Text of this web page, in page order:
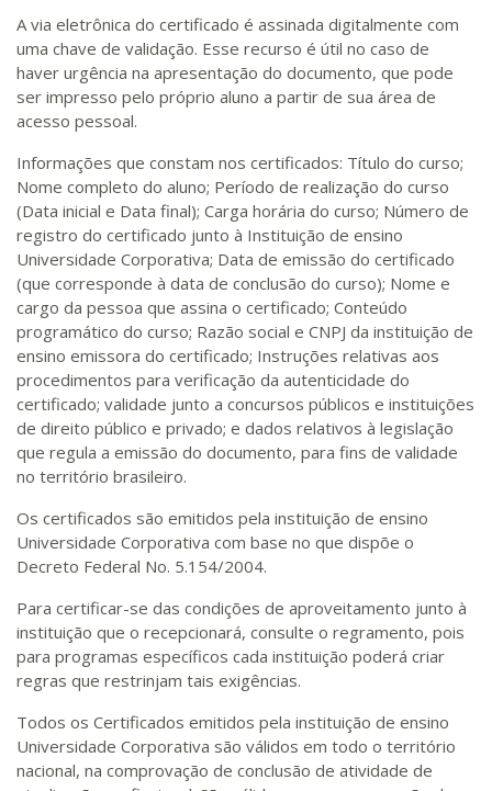
A via eletrônica do certificado é assinada digitalmente com
uma chave de validação. Esse recurso é útil no caso de
haver urgência na apresentação do documento, que pode
ser impresso pelo próprio aluno a partir de sua área de
acesso pessoal.
Informações que constam nos certificados: Título do curso;
Nome completo do aluno; Período de realização do curso
(Data inicial e Data final); Carga horária do curso; Número de
registro do certificado junto à Instituição de ensino
Universidade Corporativa; Data de emissão do certificado
(que corresponde à data de conclusão do curso); Nome e
cargo da pessoa que assina o certificado; Conteúdo
programático do curso; Razão social e CNPJ da instituição de
ensino emissora do certificado; Instruções relativas aos
procedimentos para verificação da autenticidade do
certificado; validade junto a concursos públicos e instituições
de direito público e privado; e dados relativos à legislação
que regula a emissão do documento, para fins de validade
no território brasileiro.
Os certificados são emitidos pela instituição de ensino
Universidade Corporativa com base no que dispõe o
Decreto Federal No. 5.154/2004.
Para certificar-se das condições de aproveitamento junto à
instituição que o recepcionará, consulte o regramento, pois
para programas específicos cada instituição poderá criar
regras que restrinjam tais exigências.
Todos os Certificados emitidos pela instituição de ensino
Universidade Corporativa são válidos em todo o território
nacional, na comprovação de conclusão de atividade de